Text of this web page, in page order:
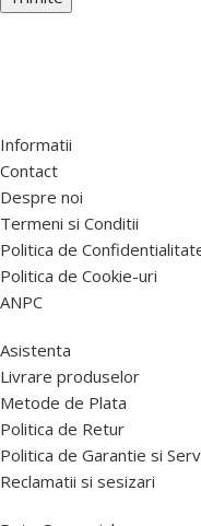
Informatii
Contact
Despre noi
Termeni si Conditii
Politica de
Politica de Cookie-uri
ANPC
Asistenta
Livrare produselor
Metode de Plata
Politica de Retur
Politica de Garantie si
Reclamatii si sesizari